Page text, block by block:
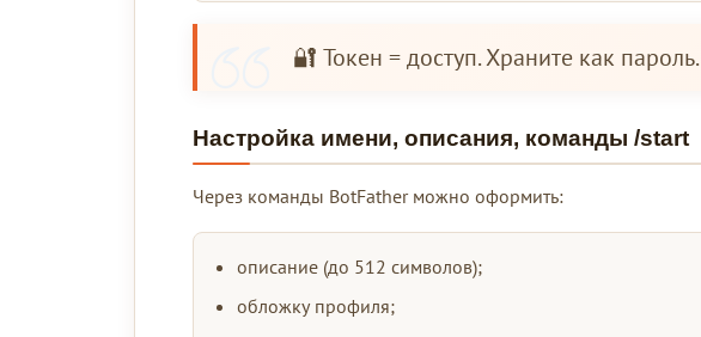
🔐 Токен = доступ. Храните как пароль.
Настройка имени, описания, команды /start
Через команды BotFather можно оформить:
описание (до 512 символов);
обложку профиля;